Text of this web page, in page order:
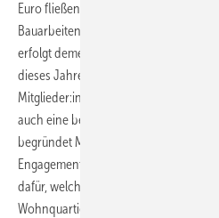
Euro fließen in das Projekt der
Bauarbeiten starten abschnittsweise,
erfolgt dementsprechend ebenfalls
dieses Jahres sollen alle Anlagen fertig
Mitglieder:innen nicht nur
auch eine bezahlbare, klimafreundliche
begründet Martin Bündgens, Vorstand
Engagement. „Die Ossendorfer
dafür, welches Potenzial in
Wohnquartiere“, ergänzt Sira Müller,